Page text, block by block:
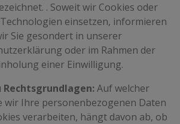
. Soweit wir Cookies oder
einsetzen, informieren
Sie gesondert in unserer
oder im Rahmen der
einer Einwilligung.
Rechtsgrundlagen:Auf welcher
wir Ihre personenbezogenen Daten
verarbeiten, hängt davon ab, ob